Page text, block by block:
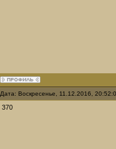
Дата: Воскресенье, 11.12.2016,
370